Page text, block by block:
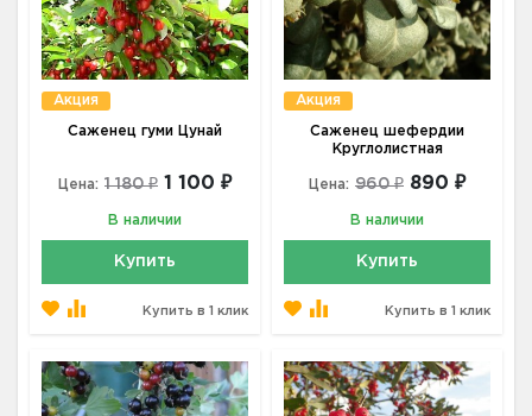
Акция
Саженец гуми Цунай
Цена: 1 180 ₽ 1 100 ₽
В наличии
Купить
Купить в 1 клик
Акция
Саженец шефердии
Круглолистная
Цена: 960 ₽ 890 ₽
В наличии
Купить
Купить в 1 клик